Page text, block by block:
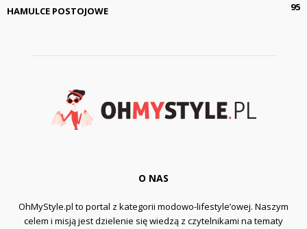
HAMULCE POSTOJOWE
95
O NAS
OhMyStyle.pl to portal z kategorii modowo-lifestyle’owej. Naszym
celem i misją jest dzielenie się wiedzą z czytelnikami na tematy